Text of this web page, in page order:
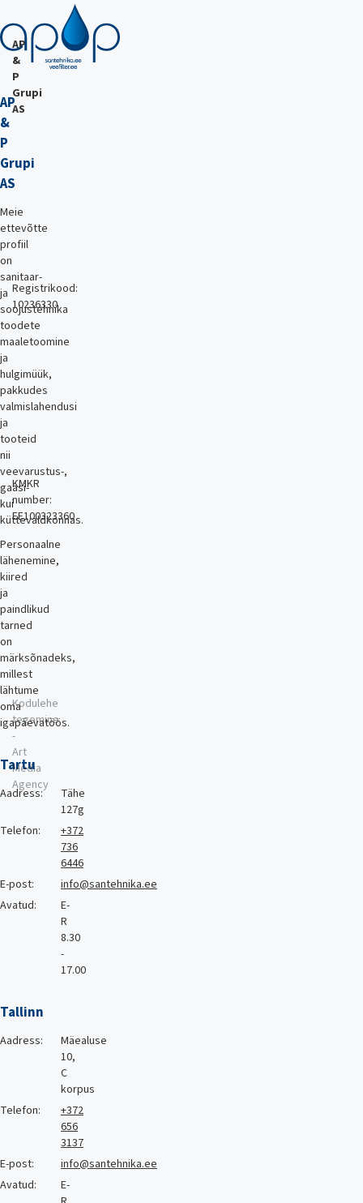
AP
&
P
Grupi
AS
Meie
ettevõtte
profiil
on
sanitaar-
ja
soojustehnika
toodete
maaletoomine
ja
hulgimüük,
pakkudes
valmislahendusi
ja
tooteid
nii
veevarustus-,
gaasi-
kui
küttevaldkonnas.
Personaalne
lähenemine,
kiired
ja
paindlikud
tarned
on
märksõnadeks,
millest
lähtume
oma
igapäevatöös.
Tartu
Aadress:
Tähe
127g
Telefon:
+372
736
6446
E-post:
info@santehnika.ee
Avatud:
E-
R
8.30
-
17.00
Tallinn
Aadress:
Mäealuse
10,
C
korpus
Telefon:
+372
656
3137
E-post:
info@santehnika.ee
Avatud:
E-
AP
&
P
Grupi
AS
Registrikood:
10236330
KMKR
number:
EE100323360
Kodulehe
tegemine
-
Art
Media
Agency